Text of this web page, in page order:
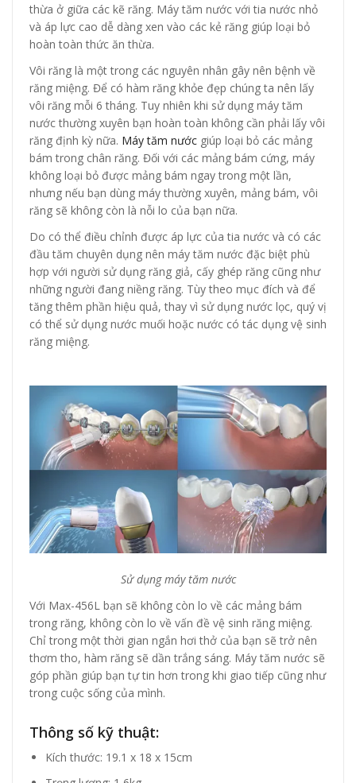
thừa ở giữa các kẽ răng. Máy tăm nước với tia nước nhỏ
và áp lực cao dễ dàng xen vào các kẻ răng giúp loại bỏ
hoàn toàn thức ăn thừa.
Vôi răng là một trong các nguyên nhân gây nên bệnh về
răng miệng. Để có hàm răng khỏe đẹp chúng ta nên lấy
vôi răng mỗi 6 tháng. Tuy nhiên khi sử dụng máy tăm
nước thường xuyên bạn hoàn toàn không cần phải lấy vôi
răng định kỳ nữa. Máy tăm nước giúp loại bỏ các mảng
bám trong chân răng. Đối với các mảng bám cứng, máy
không loại bỏ được mảng bám ngay trong một lần,
nhưng nếu bạn dùng máy thường xuyên, mảng bám, vôi
răng sẽ không còn là nỗi lo của bạn nữa.
Do có thể điều chỉnh được áp lực của tia nước và có các
đầu tăm chuyên dụng nên máy tăm nước đặc biệt phù
hợp với người sử dụng răng giả, cấy ghép răng cũng như
những người đang niềng răng. Tùy theo mục đích và để
tăng thêm phần hiệu quả, thay vì sử dụng nước lọc, quý vị
có thể sử dụng nước muối hoặc nước có tác dụng vệ sinh
răng miệng.
Sử dụng máy tăm nước
Với Max-456L bạn sẽ không còn lo về các mảng bám
trong răng, không còn lo về vấn đề vệ sinh răng miệng.
Chỉ trong một thời gian ngắn hơi thở của bạn sẽ trở nên
thơm tho, hàm răng sẽ dần trắng sáng. Máy tăm nước sẽ
góp phần giúp bạn tự tin hơn trong khi giao tiếp cũng như
trong cuộc sống của mình.
Thông số kỹ thuật:
Kích thước: 19.1 x 18 x 15cm